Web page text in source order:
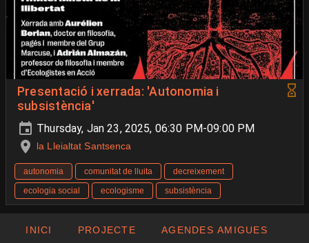
Presentació i xerrada: 'Autonomia i
subsistència'
Thursday, Jan 23, 2025, 06:30 PM-09:00 PM
la Lleialtat Santsenca
autonomia comunitat de lluita
decreixement
ecologia social
ecologisme subsistència
INICI PROJECTE AGENDES AMIGUES